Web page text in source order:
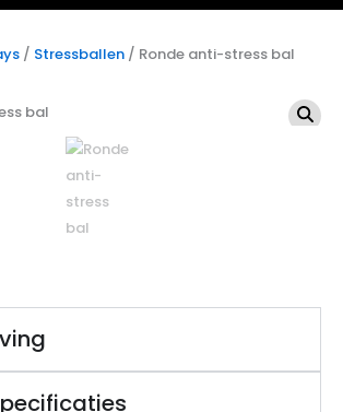
Bekijk ons aanbod.
/ Stressballen / Ronde anti-stress bal